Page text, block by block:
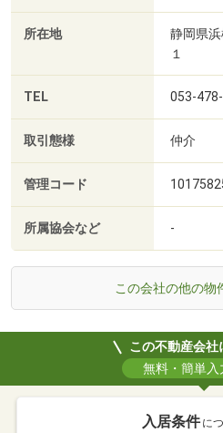
所在地
静岡県
１
TEL 053-
取引態様 仲介
管理コード
所属協会など -
この会社の他の物
この不動産会社
無料・簡単入
入居条件 に